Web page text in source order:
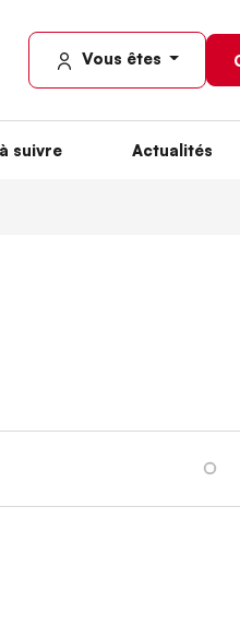
Vous êtes
suivre Actualités